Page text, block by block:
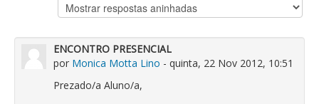
ENCONTRO PRESENCIAL
por Monica Motta Lino - quinta, 22 Nov 2012, 10:51
Prezado/a Aluno/a,